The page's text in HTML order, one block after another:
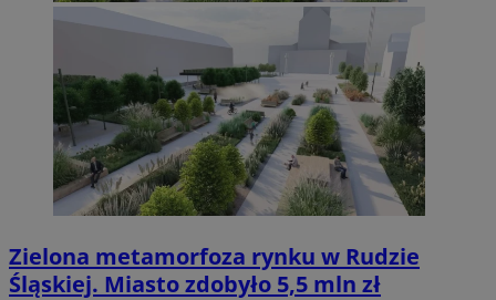
Zielona metamorfoza rynku w Rudzie
Śląskiej. Miasto zdobyło 5,5 mln zł